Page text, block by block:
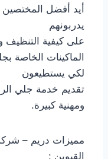
أيد أفضل المختصين
يدربونهم
على كيفية التنظيف
الماكينات الخاصة
لكي يستطيعون
تقديم خدمة جلي
ومهنية كبيرة.
مميزات دريم –
القيوين :